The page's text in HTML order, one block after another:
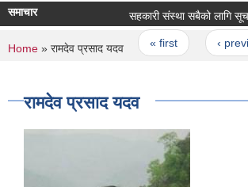
समाचार सहकारी संस्था सबैको लागि सूचना
Pages
« first ‹
You are here
Home » रामदेव प्रसाद यदव
रामदेव प्रसाद यदव